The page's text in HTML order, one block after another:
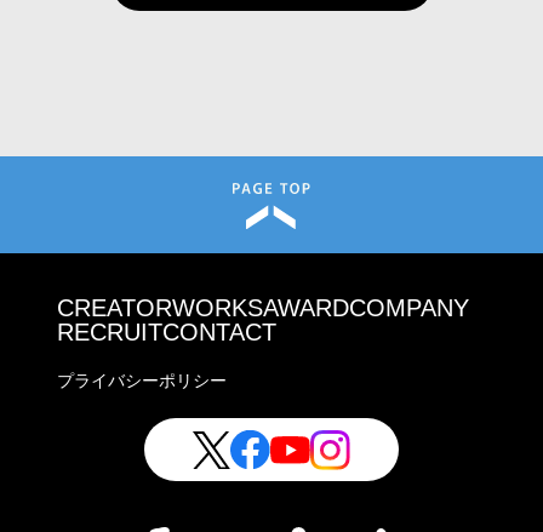
CREATORWORKSAWARDCOMPANY
RECRUITCONTACT
プライバシーポリシー